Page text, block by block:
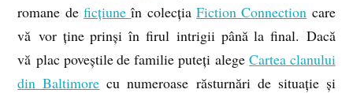
romane deficțiuneîn colecția Fiction Connection care
vă vor ține prinși în firul intrigii până la final. Dacă
vă plac poveștile de familie puteți alege Cartea clanului
din Baltimore cu numeroase răsturnări de situație și